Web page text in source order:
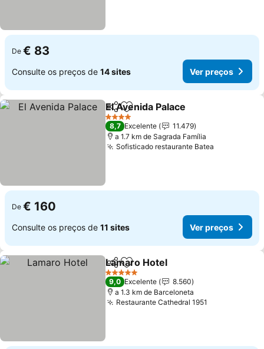
De € 83
Consulte os preços de 14 sites Ver preços
PartilharAdicionar aos favoritos
El Avenida Palace
4 Estrelas
8,7 Excelente
11.479
a 1.7 km de Sagrada Família
Sofisticado restaurante Batea
De € 160
Consulte os preços de 11 sites Ver preços
PartilharAdicionar aos favoritos
Lamaro Hotel
5 Estrelas
9,0 Excelente
8.560
a 1.3 km de Barceloneta
Restaurante Cathedral 1951